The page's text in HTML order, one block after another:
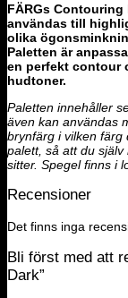
FÄRGs
användas till
olika
Paletten är
en perfekt contour
hudtoner.
Paletten innehåller
även kan användas
brynfärg i vilken färg
palett, så att du
sitter. Spegel finns i
Recensioner
Det finns inga
Bli först med att
Dark”